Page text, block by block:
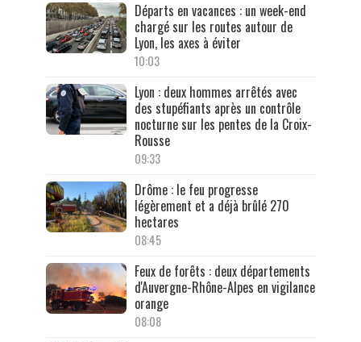
Départs en vacances : un week-end
chargé sur les routes autour de
Lyon, les axes à éviter
10:03
Lyon : deux hommes arrêtés avec
des stupéfiants après un contrôle
nocturne sur les pentes de la Croix-
Rousse
09:33
Drôme : le feu progresse
légèrement et a déjà brûlé 270
hectares
08:45
Feux de forêts : deux départements
d'Auvergne-Rhône-Alpes en vigilance
orange
08:08